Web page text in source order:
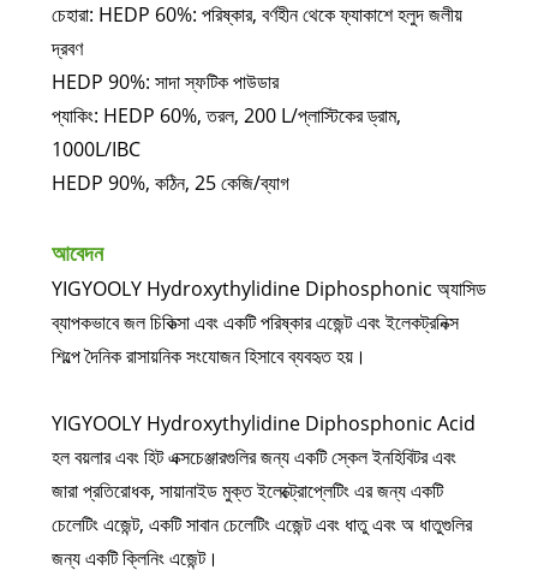
চেহারা: HEDP 60%: পরিষ্কার, বর্ণহীন থেকে ফ্যাকাশে হলুদ জলীয়
দ্রবণ
HEDP 90%: সাদা স্ফটিক পাউডার
প্যাকিং: HEDP 60%, তরল, 200 L/প্লাস্টিকের ড্রাম,
1000L/IBC
HEDP 90%, কঠিন, 25 কেজি/ব্যাগ
আবেদন
YIGYOOLY Hydroxythylidine Diphosphonic অ্যাসিড
ব্যাপকভাবে জল চিকিত্সা এবং একটি পরিষ্কার এজেন্ট এবং ইলেকট্রনিক্স
শিল্পে দৈনিক রাসায়নিক সংযোজন হিসাবে ব্যবহৃত হয়।
YIGYOOLY Hydroxythylidine Diphosphonic Acid
হল বয়লার এবং হিট এক্সচেঞ্জারগুলির জন্য একটি স্কেল ইনহিবিটর এবং
জারা প্রতিরোধক, সায়ানাইড মুক্ত ইলেক্ট্রোপ্লেটিং এর জন্য একটি
চেলেটিং এজেন্ট, একটি সাবান চেলেটিং এজেন্ট এবং ধাতু এবং অ ধাতুগুলির
জন্য একটি ক্লিনিং এজেন্ট।